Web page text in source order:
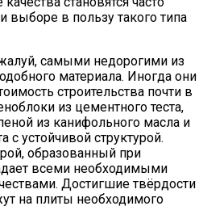
в пользу такого типа
самыми недорогими из
материала. Иногда они
строительства почти в
из цементного теста,
из канифольного масла и
с устойчивой структурой.
образованный при
всеми необходимыми
Достигшие твёрдости
на плиты необходимого